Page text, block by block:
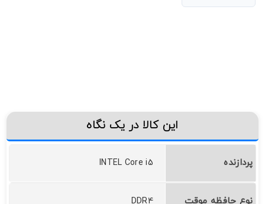
این کالا در یک نگاه
پردازنده INTEL Core i5
نوع حافظه موقت DDR4